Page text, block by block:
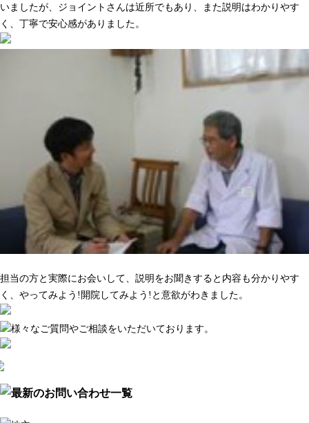
いましたが、ジョイントさんは近所でもあり、また説明はわかりやす
く、丁寧で安心感がありました。
担当の方と実際にお会いして、説明をお聞きすると内容も分かりやす
く、やってみよう!開院してみよう!と意欲がわきました。